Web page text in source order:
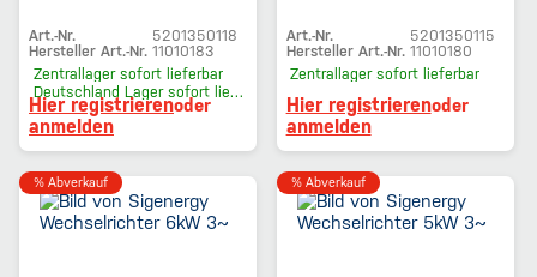
Art.-Nr.
5201350118
Hersteller Art.-Nr. 11010183
Zentrallager sofort lieferbar
Deutschland Lager sofort lieferbar
Hier registrierenoder
anmelden
Art.-Nr.
5201350115
Hersteller Art.-Nr. 11010180
Zentrallager sofort lieferbar
Hier registrierenoder
anmelden
% Abverkauf % Abverkauf